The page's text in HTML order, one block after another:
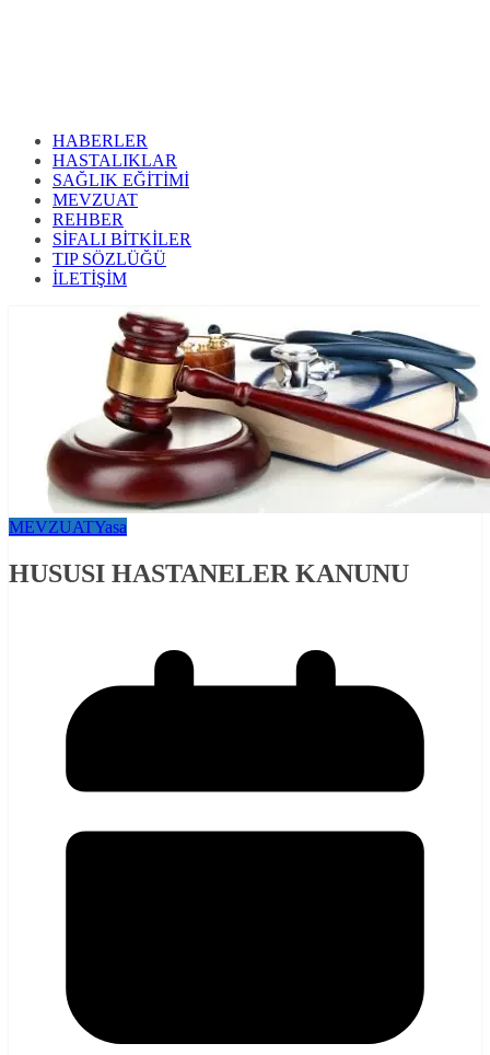
HABERLER
HASTALIKLAR
SAĞLIK EĞİTİMİ
MEVZUAT
REHBER
SİFALI BİTKİLER
TIP SÖZLÜĞÜ
İLETİŞİM
MEVZUATYasa
HUSUSI HASTANELER KANUNU